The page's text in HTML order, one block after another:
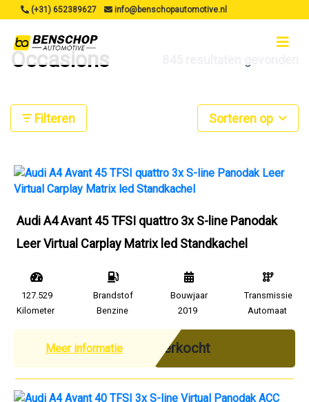
(+31) 652389627 info@benschopautomotive.nl
Occasions
Filteren Sorteren op
Audi A4 Avant 45 TFSI quattro 3x S-line Panodak
Leer Virtual Carplay Matrix led Standkachel
127.529
Kilometer
Brandstof
Benzine
Bouwjaar
2019
Transmissie
Automaat
Meer informatie Verkocht